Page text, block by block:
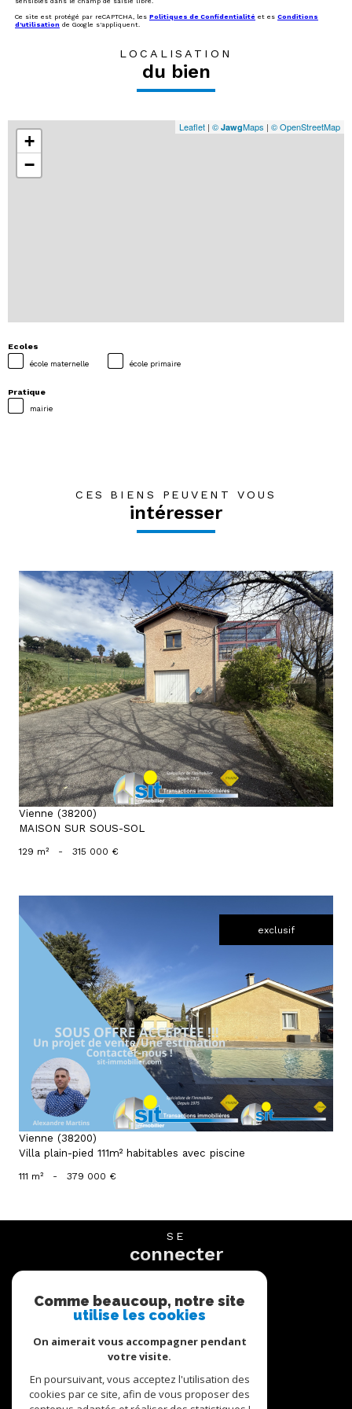
Ce site est protégé par reCAPTCHA, les Politiques de Confidentialité et es Conditions
d'utilisation de Google s'appliquent.
LOCALISATION
du bien
+
−
Leaflet | © JawgMaps | © OpenStreetMap
Ecoles
école maternelle école primaire
Pratique
mairie
CES BIENS PEUVENT VOUS
intéresser
voir le bien
Vienne (38200)
MAISON SUR SOUS-SOL
129 m² - 315 000 €
exclusif
voir le bien
Vienne (38200)
Villa plain-pied 111m² habitables avec piscine
111 m² - 379 000 €
SE
connecter
NOUS
suivre
Comme beaucoup, notre site
utilise les cookies
On aimerait vous accompagner pendant
votre visite.
En poursuivant, vous acceptez l'utilisation des
cookies par ce site, afin de vous proposer des